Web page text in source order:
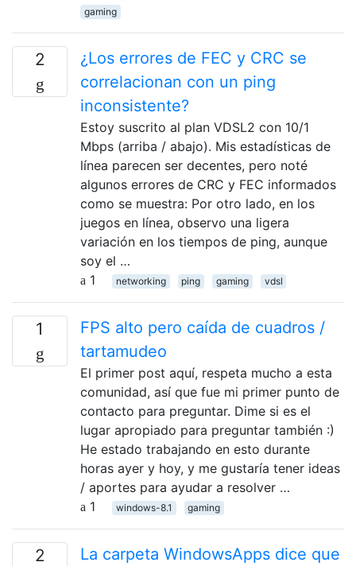
gaming
2
¿Los errores de FEC y CRC se
correlacionan con un ping
inconsistente?
Estoy suscrito al plan VDSL2 con 10/1
Mbps (arriba / abajo). Mis estadísticas de
línea parecen ser decentes, pero noté
algunos errores de CRC y FEC informados
como se muestra: Por otro lado, en los
juegos en línea, observo una ligera
variación en los tiempos de ping, aunque
soy el …
1
networking ping gaming vdsl
1
FPS alto pero caída de cuadros /
tartamudeo
El primer post aquí, respeta mucho a esta
comunidad, así que fue mi primer punto de
contacto para preguntar. Dime si es el
lugar apropiado para preguntar también :)
He estado trabajando en esto durante
horas ayer y hoy, y me gustaría tener ideas
/ aportes para ayudar a resolver …
1
windows-8.1 gaming
2
La carpeta WindowsApps dice que